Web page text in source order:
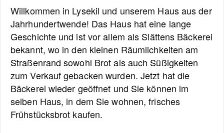
Willkommen in Lysekil und unserem Haus aus der
Jahrhundertwende! Das Haus hat eine lange
Geschichte und ist vor allem als Slättens Bäckerei
bekannt, wo in den kleinen Räumlichkeiten am
Straßenrand sowohl Brot als auch Süßigkeiten
zum Verkauf gebacken wurden. Jetzt hat die
Bäckerei wieder geöffnet und Sie können im
selben Haus, in dem Sie wohnen, frisches
Frühstücksbrot kaufen.